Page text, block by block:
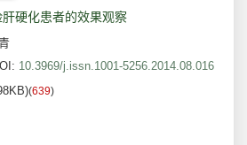
硬化患者的效果观察
10.3969/j.issn.1001-5256.2014.08.016
(639)